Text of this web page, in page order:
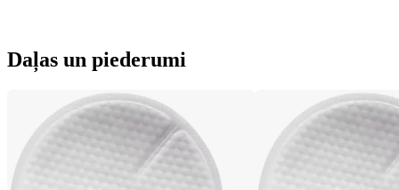
Daļas un piederumi